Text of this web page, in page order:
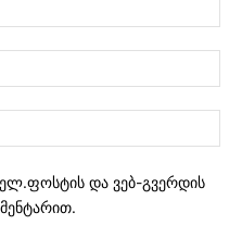
ელ.ფოსტის და ვებ-გვერდის